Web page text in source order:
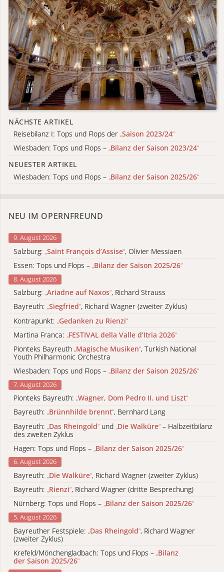
NÄCHSTE ARTIKEL
Reisebilanz I: Tops und Flops der „Saison 2023/24“
Wiesbaden: Tops und Flops – „Bilanz der Saison 2023/24“
NEUESTER ARTIKEL
Wiesbaden: Tops und Flops – „Bilanz der Saison 2025/26“
NEU IM OPERNFREUND
9. August 2026
Salzburg: „Saint François d’Assise“, Olivier Messiaen
Essen: Tops und Flops – „Bilanz der Saison 2025/26“
8. August 2026
Salzburg: „Ariadne auf Naxos“, Richard Strauss
Bayreuth: „Siegfried“, Richard Wagner (zweiter Zyklus)
Kontrapunkt: „Gedanken zu Rienzi“
Martina Franca: „FESTIVAL della Valle d’Itria 2026“
Pionteks Bayreuth „Magische Musiken“, Turkish National
Youth Philharmonic Orchestra
Wiesbaden: Tops und Flops – „Bilanz der Saison 2025/26“
7. August 2026
Pionteks Bayreuth: „Wagner, Dom Pedro II. und Liszt“
Bayreuth: „Brünnhilde brennt“, Bernhard Lang
Bayreuth: „Das Rheingold“ und „Die Walküre“ – Halbzeitbilanz
des zweiten Zyklus
Hagen: Tops und Flops – „Bilanz der Saison 2025/26“
6. August 2026
Bayreuth: „Die Walküre“, Richard Wagner (zweiter Zyklus)
Bayreuth: „Rienzi“, Richard Wagner (dritte Besprechung)
Nürnberg: Tops und Flops – „Bilanz der Saison 2025/26“
5. August 2026
Bayreuther Festspiele: „Das Rheingold“, Richard Wagner
(zweiter Zyklus)
Krefeld/Mönchengladbach: Tops und Flops – „Bilanz
der Saison 2025/26“